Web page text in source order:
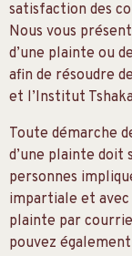
satisfaction des
Nous vous
d’une plainte ou
afin de résoudre
et l’Institut
Toute démarche
d’une plainte doit
personnes
impartiale et
plainte par
pouvez